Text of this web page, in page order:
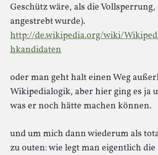
Geschütz wäre, als die
angestrebt wurde).
http://de.wikipedia.org/wiki/
hkandidaten
oder man geht halt einen Weg
Wikipedialogik, aber hier ging es ja
was er noch hätte machen können.
und um mich dann wiederum als
zu outen: wie legt man eigentlich